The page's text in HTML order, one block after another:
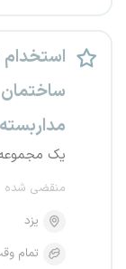
یک
منقضی شده
یزد
تمام